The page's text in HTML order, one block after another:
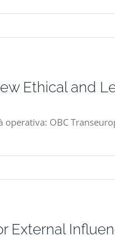
Ethical and
OBC
External